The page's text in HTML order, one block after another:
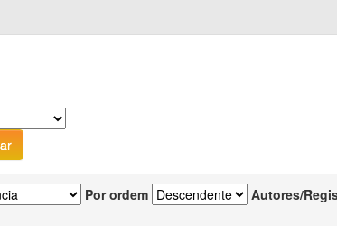
Por ordem Autores/